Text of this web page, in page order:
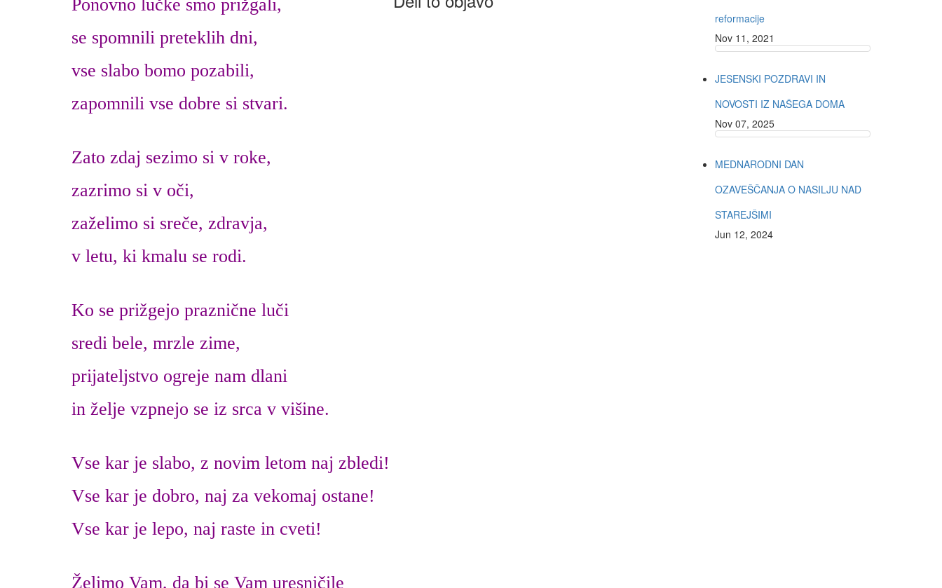
Ponovno lučke smo prižgali,
se spomnili preteklih dni,
vse slabo bomo pozabili,
zapomnili vse dobre si stvari.
Zato zdaj sezimo si v roke,
zazrimo si v oči,
zaželimo si sreče, zdravja,
v letu, ki kmalu se rodi.
Ko se prižgejo praznične luči
sredi bele, mrzle zime,
prijateljstvo ogreje nam dlani
in želje vzpnejo se iz srca v višine.
Vse kar je slabo, z novim letom naj zbledi!
Vse kar je dobro, naj za vekomaj ostane!
Vse kar je lepo, naj raste in cveti!
Želimo Vam, da bi se Vam uresničile
reformacije
Nov 11, 2021
JESENSKI POZDRAVI IN
NOVOSTI IZ NAŠEGA DOMA
Nov 07, 2025
MEDNARODNI DAN
OZAVEŠČANJA O NASILJU NAD
STAREJŠIMI
Jun 12, 2024